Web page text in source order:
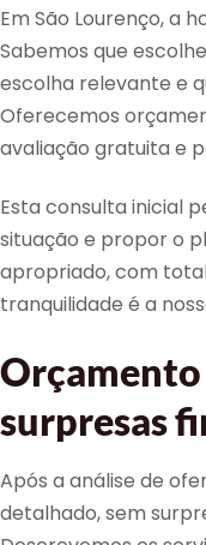
Em São Lourenço, a
Sabemos que
escolha relevante e
Oferecemos
avaliação gratuita e
Esta consulta inicial
situação e propor o
apropriado, com
tranquilidade é a
surpresas
Após a análise de
detalhado, sem